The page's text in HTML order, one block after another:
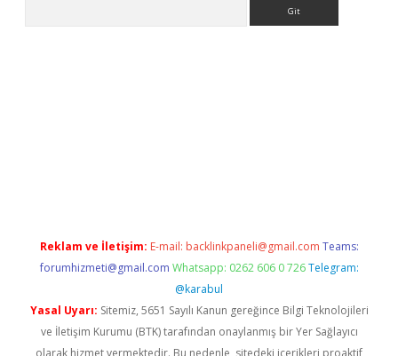
Reklam ve İletişim: E-mail: backlinkpaneli@gmail.com Teams:
forumhizmeti@gmail.com Whatsapp: 0262 606 0 726 Telegram:
@karabul
Yasal Uyarı: Sitemiz, 5651 Sayılı Kanun gereğince Bilgi Teknolojileri
ve İletişim Kurumu (BTK) tarafından onaylanmış bir Yer Sağlayıcı
olarak hizmet vermektedir. Bu nedenle, sitedeki içerikleri proaktif